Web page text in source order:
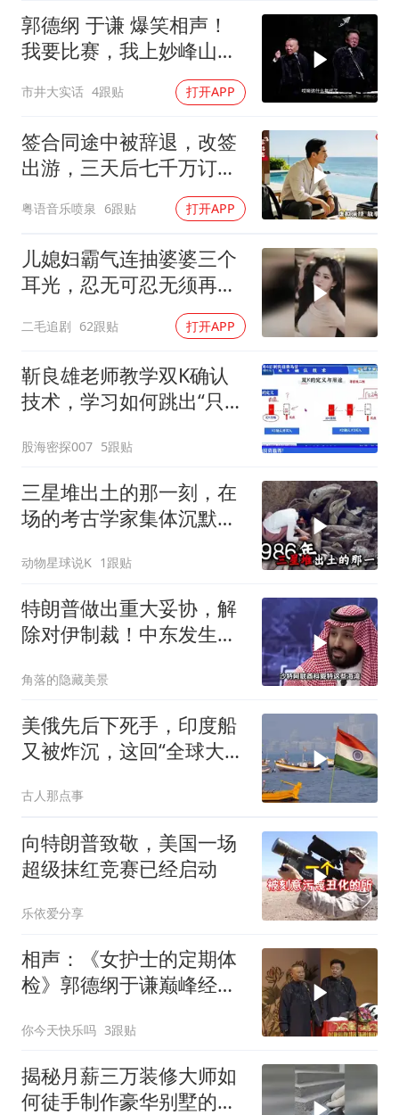
从科技创新看开局起步的时与势
郭德纲 于谦 爆笑相声！
我要比赛，我上妙峰山干
嘛去？你去拜一拜冠军老
祖庙
市井大实话 4跟贴 打开APP
签合同途中被辞退，改签
出游，三天后七千万订单
告吹，老板拍腿连声懊悔
粤语音乐喷泉 6跟贴 打开APP
儿媳妇霸气连抽婆婆三个
耳光，忍无可忍无须再
二毛追剧 62跟贴 打开APP
靳良雄老师教学双K确认
技术，学习如何跳出“只看
金真实意图，寻找科学买
卖点
股海密探007 5跟贴
三星堆出土的那一刻，在
场的考古学家集体沉默
动物星球说K 1跟贴
特朗普做出重大妥协，解
除对伊制裁！中东发生怎
角落的隐藏美景
美俄先后下死手，印度船
又被炸沉，这回“全球大
古人那点事
向特朗普致敬，美国一场
超级抹红竞赛已经启动
乐依爱分享
相声：《女护士的定期体
检》郭德纲于谦巅峰经典
你今天快乐吗 3跟贴
揭秘月薪三万装修大师如
何徒手制作豪华别墅的罗